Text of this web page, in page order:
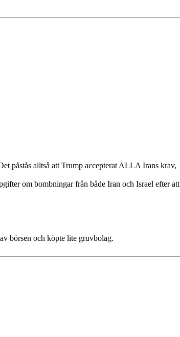
påstås alltså att Trump accepterat ALLA Irans krav,
om bombningar från både Iran och Israel efter att
börsen och köpte lite gruvbolag.